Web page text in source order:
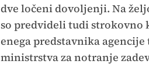
dve ločeni dovoljenji. Na
so predvideli tudi strokovno
enega predstavnika
ministrstva za notranje